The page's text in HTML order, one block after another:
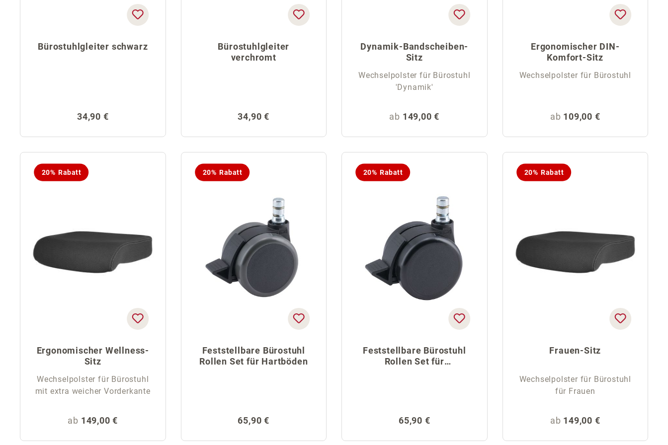
Bürostuhlgleiter schwarz
Regulärer Preis:
34,90 €
Bürostuhlgleiter
verchromt
Regulärer Preis:
34,90 €
Dynamik-Bandscheiben-
Sitz
Wechselpolster für Bürostuhl
'Dynamik'
Regulärer Preis:
ab 149,00 €
Ergonomischer DIN-
Komfort-Sitz
Wechselpolster für Bürostuhl
Regulärer Preis:
ab 109,00 €
20% Rabatt
Ergonomischer Wellness-
Sitz
Wechselpolster für Bürostuhl
mit extra weicher Vorderkante
Regulärer Preis:
ab 149,00 €
20% Rabatt
Feststellbare Bürostuhl
Rollen Set für Hartböden
Regulärer Preis:
65,90 €
20% Rabatt
Feststellbare Bürostuhl
Rollen Set für
Regulärer Preis:
65,90 €
20% Rabatt
Frauen-Sitz
Wechselpolster für Bürostuhl
für Frauen
Regulärer Preis:
ab 149,00 €